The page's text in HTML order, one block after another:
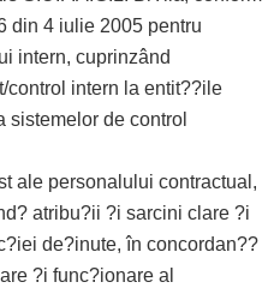
din 4 iulie 2005 pentru
intern, cuprinzând
control intern la entit??ile
sistemelor de control
ale personalului contractual,
atribu?ii ?i sarcini clare ?i
de?inute, în concordan??
?i func?ionare al